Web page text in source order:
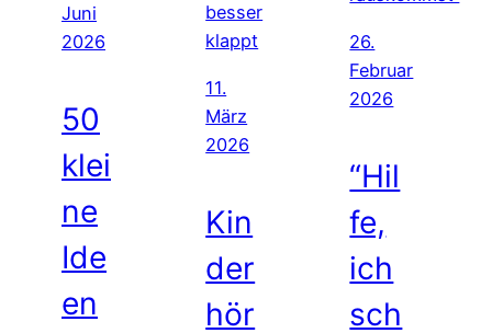
Juni
2026
50
klei
ne
Ide
en
11.
März
2026
Kin
der
hör
26.
Februar
2026
“Hil
fe,
ich
sch